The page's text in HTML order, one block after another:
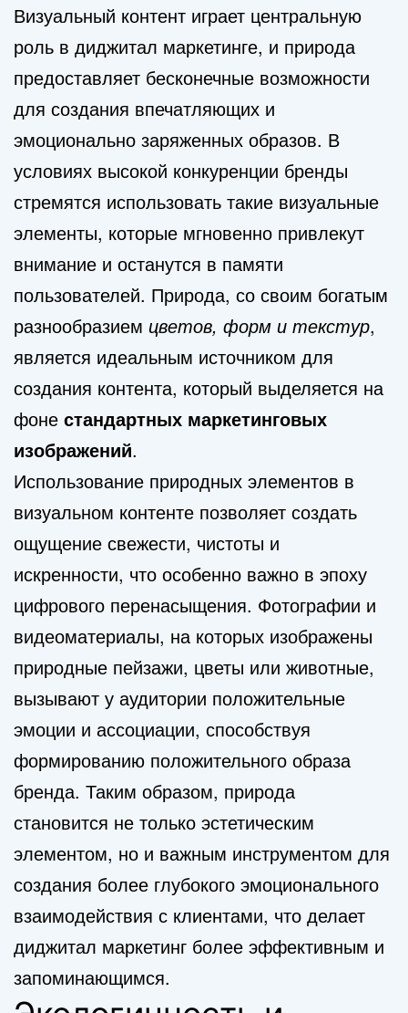
Визуальный контент играет центральную
роль в диджитал маркетинге, и природа
предоставляет бесконечные возможности
для создания впечатляющих и
эмоционально заряженных образов. В
условиях высокой конкуренции бренды
стремятся использовать такие визуальные
элементы, которые мгновенно привлекут
внимание и останутся в памяти
пользователей. Природа, со своим богатым
разнообразием цветов, форм и текстур,
является идеальным источником для
создания контента, который выделяется на
фоне стандартных маркетинговых
изображений.
Использование природных элементов в
визуальном контенте позволяет создать
ощущение свежести, чистоты и
искренности, что особенно важно в эпоху
цифрового перенасыщения. Фотографии и
видеоматериалы, на которых изображены
природные пейзажи, цветы или животные,
вызывают у аудитории положительные
эмоции и ассоциации, способствуя
формированию положительного образа
бренда. Таким образом, природа
становится не только эстетическим
элементом, но и важным инструментом для
создания более глубокого эмоционального
взаимодействия с клиентами, что делает
диджитал маркетинг более эффективным и
запоминающимся.